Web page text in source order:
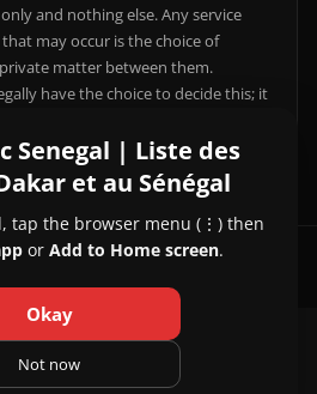
and nothing else. Any service
may occur is the choice of
matter between them.
have the choice to decide this; it
des escortes à Dakar et au Sénégal
Us | Privacy Policy
Pricing and Refund Policy
Senegal | Liste des
et au Sénégal
tap the browser menu (⋮) then
or Add to Home screen.
Okay
Not now